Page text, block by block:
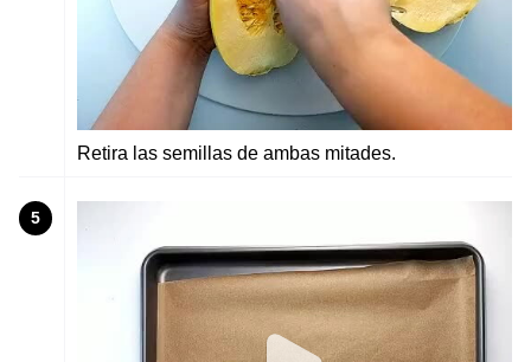
Retira las semillas de ambas mitades.
5